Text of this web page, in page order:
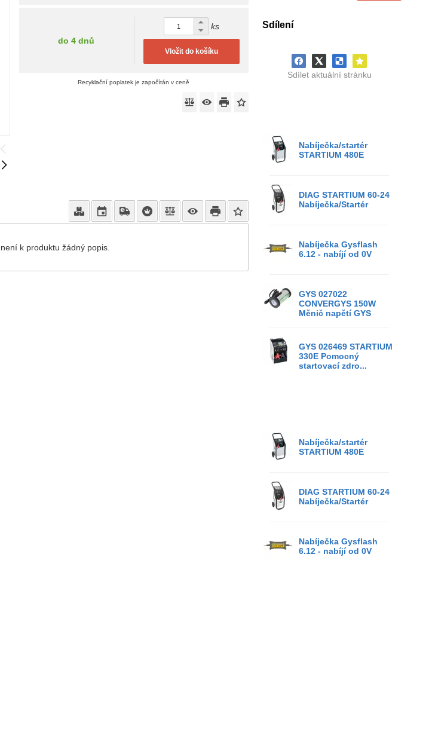
Sdílení
Sdílet aktuální stránku
Nabíječka/startér
STARTIUM 480E
DIAG STARTIUM 60-24
Nabíječka/Startér
Nabíječka Gysflash
6.12 - nabíjí od 0V
GYS 027022
CONVERGYS 150W
Měnič napětí GYS
GYS 026469 STARTIUM
330E Pomocný
startovací zdro...
Nabíječka/startér
STARTIUM 480E
DIAG STARTIUM 60-24
Nabíječka/Startér
Nabíječka Gysflash
6.12 - nabíjí od 0V
do 4 dnů
ks
Vložit do košíku
Recyklační poplatek je započítán v ceně
k produktu žádný popis.